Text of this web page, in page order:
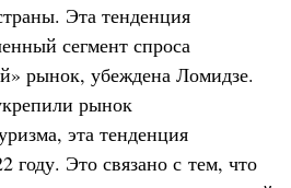
Эта тенденция
сегмент спроса
рынок, убеждена Ломидзе.
рынок
эта тенденция
году. Это связано с тем, что